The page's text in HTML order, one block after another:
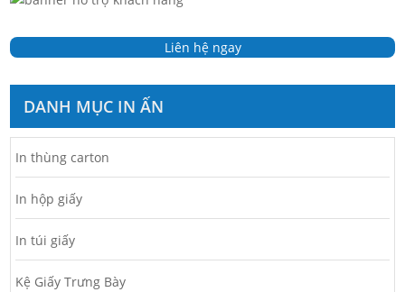
Liên hệ ngay
DANH MỤC IN ẤN
In thùng carton
In hộp giấy
In túi giấy
Kệ Giấy Trưng Bày